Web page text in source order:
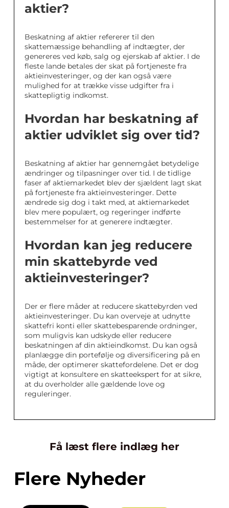
aktier?
Beskatning af aktier refererer til den
skattemæssige behandling af indtægter, der
genereres ved køb, salg og ejerskab af aktier. I de
fleste lande betales der skat på fortjeneste fra
aktieinvesteringer, og der kan også være
mulighed for at trække visse udgifter fra i
skattepligtig indkomst.
Hvordan har beskatning af
aktier udviklet sig over tid?
Beskatning af aktier har gennemgået betydelige
ændringer og tilpasninger over tid. I de tidlige
faser af aktiemarkedet blev der sjældent lagt skat
på fortjeneste fra aktieinvesteringer. Dette
ændrede sig dog i takt med, at aktiemarkedet
blev mere populært, og regeringer indførte
bestemmelser for at generere indtægter.
Hvordan kan jeg reducere
min skattebyrde ved
aktieinvesteringer?
Der er flere måder at reducere skattebyrden ved
aktieinvesteringer. Du kan overveje at udnytte
skattefri konti eller skattebesparende ordninger,
som muligvis kan udskyde eller reducere
beskatningen af din aktieindkomst. Du kan også
planlægge din portefølje og diversificering på en
måde, der optimerer skattefordelene. Det er dog
vigtigt at konsultere en skatteekspert for at sikre,
at du overholder alle gældende love og
reguleringer.
Få læst flere indlæg her
Flere Nyheder